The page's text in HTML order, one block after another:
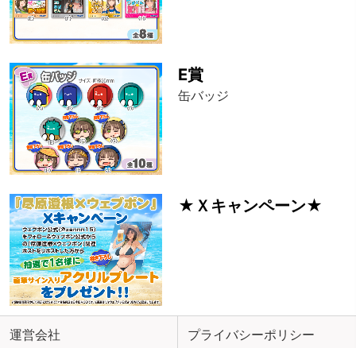
E賞
缶バッジ
★Ｘキャンペーン★
運営会社 プライバシーポリシー